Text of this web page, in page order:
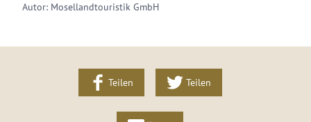
Autor: Mosellandtouristik GmbH
Teilen Teilen